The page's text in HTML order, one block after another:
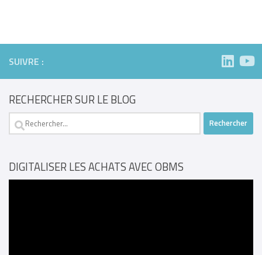
SUIVRE :
RECHERCHER SUR LE BLOG
Rechercher :
DIGITALISER LES ACHATS AVEC OBMS